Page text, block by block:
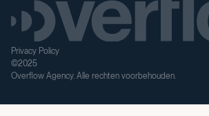
Privacy Policy
©2025
Overflow Agency. Alle rechten voorbehouden.